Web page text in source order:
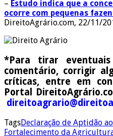
– Estudo indica que a
ocorre com pequenas
DireitoAgrário.com, 22/11/
*Para tirar
comentário, corrigir
críticas, entre em
Portal
TagsDeclaração de Aptidão
Fortalecimento da